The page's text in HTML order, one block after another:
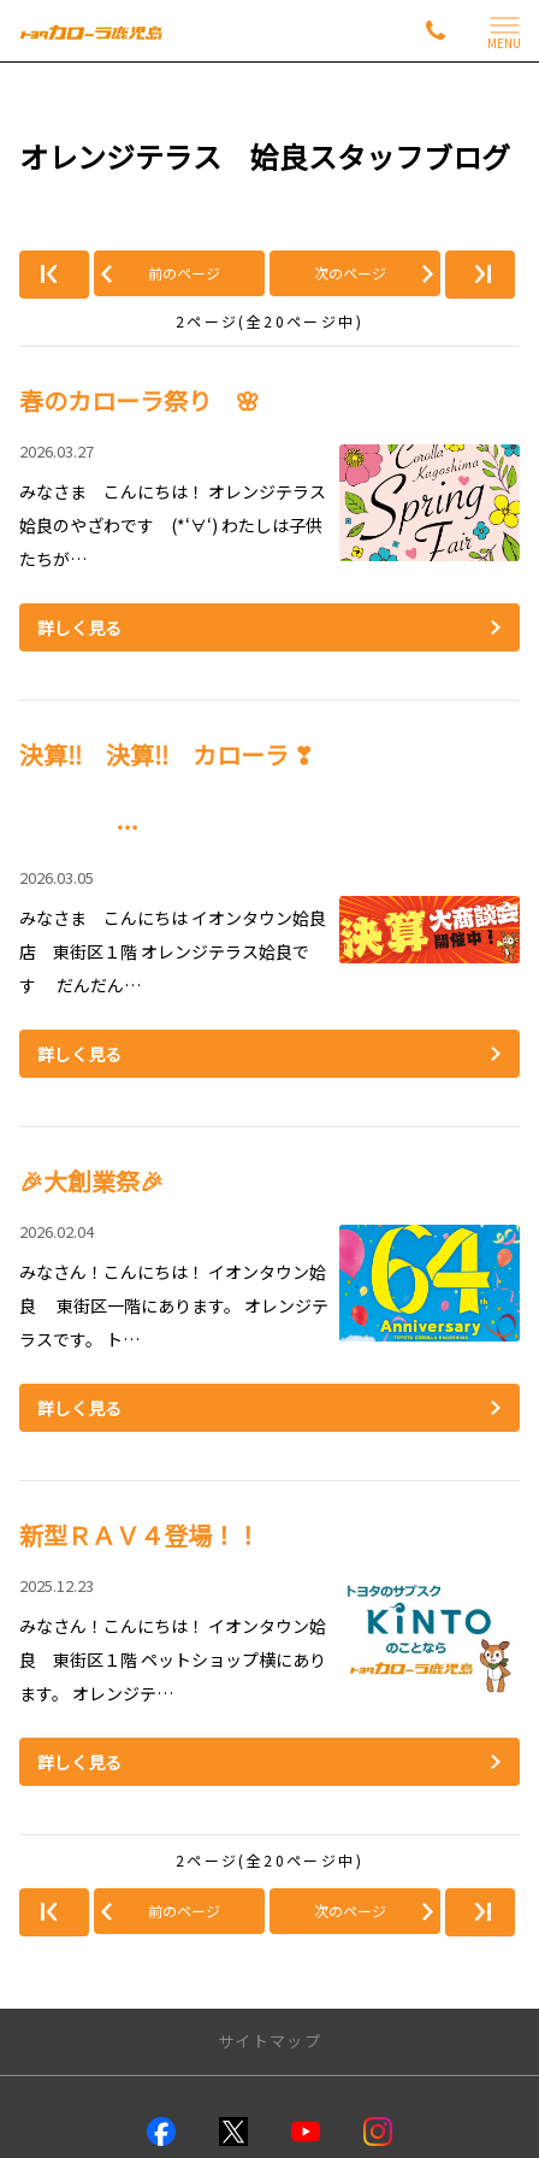
MENU
オレンジテラス 姶良スタッフブログ
前のページ 次のページ
2ページ(全20ページ中)
春のカローラ祭り 🌸
2026.03.27
みなさま こんにちは！ オレンジテラス
姶良のやざわです (*‘∀‘) わたしは子供
たちが…
詳しく見る
決算‼ 決算‼ カローラ ❣
…
2026.03.05
みなさま こんにちは イオンタウン姶良
店 東街区１階 オレンジテラス姶良で
す だんだん…
詳しく見る
🎉大創業祭🎉
2026.02.04
みなさん！こんにちは！ イオンタウン姶
良 東街区一階にあります。 オレンジテ
ラスです。 ト…
詳しく見る
新型ＲＡＶ４登場！！
2025.12.23
みなさん！こんにちは！ イオンタウン姶
良 東街区１階 ペットショップ横にあり
ます。 オレンジテ…
詳しく見る
2ページ(全20ページ中)
前のページ 次のページ
サイトマップ